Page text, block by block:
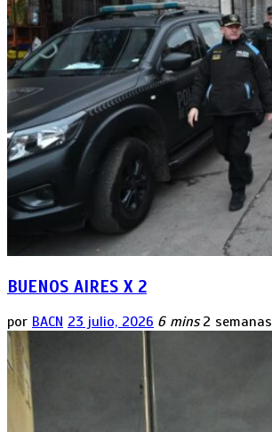
BUENOS AIRES X 2
por BACN 23 julio, 2026 6 mins 2 semanas